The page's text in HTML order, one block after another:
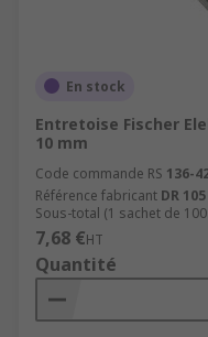
En stock
Entretoise Fischer
10 mm
Code commande RS 136-
Référence fabricant DR
Sous-total (1 sachet de
7,68 €HT
Quantité